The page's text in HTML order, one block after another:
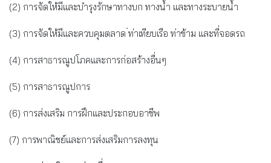
(2) การจัดให้มีและบำรุงรักษาทางบก ทางน้ำ และทางระบายน้ำ
(3) การจัดให้มีและควบคุมตลาด ่ท่าเทียบเรือ ท่าข้าม และที่จอดรถ
(4) การสาธารณูปโภคและการก่อสร้างอื่นๆ
(5) การสาธารณูปการ
(6) การส่งเสริม การฝึกและประกอบอาชีพ
(7) การพาณิชย์และการส่งเสริมการลงทุน